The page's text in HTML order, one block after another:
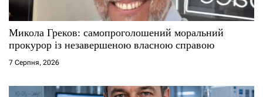
и
с
і
в
Микола Греков: самопроголошений моральний
прокурор із незавершеною власною справою
7 Серпня, 2026